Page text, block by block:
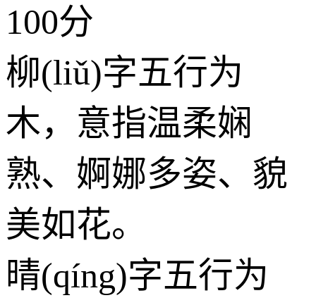
100分
柳(liǔ)字五行为
木，意指温柔娴
熟、婀娜多姿、貌
美如花。
晴(qíng)字五行为